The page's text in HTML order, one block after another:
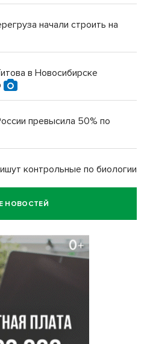
начали строить на
в Новосибирске
превысила 50% по
контрольные по биологии
депрессии в крови создали в
взрывной травмы
впервые вывезли из музея
НОВОСТЕЙ